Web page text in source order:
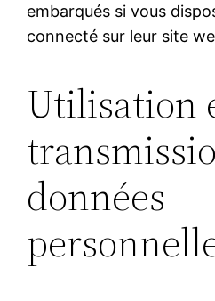
embarqués si vous
connecté sur leur site
Utilisation
données